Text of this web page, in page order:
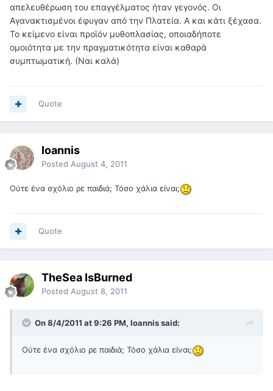
απελευθέρωση του επαγγέλματος ήταν γεγονός. Οι
Αγανακτισμένοι έφυγαν από την Πλατεία. Α και κάτι ξέχασα.
Το κείμενο είναι προϊόν μυθοπλασίας, οποιαδήποτε
ομοιότητα με την πραγματικότητα είναι καθαρά
συμπτωματική. (Ναι καλά)
Quote
Ioannis
Posted August 4, 2011
Ούτε ένα σχόλιο ρε παιδιά; Τόσο χάλια είναι;
Quote
TheSea IsBurned
Posted August 8, 2011
On 8/4/2011 at 9:26 PM, Ioannis said:
Ούτε ένα σχόλιο ρε παιδιά; Τόσο χάλια είναι;